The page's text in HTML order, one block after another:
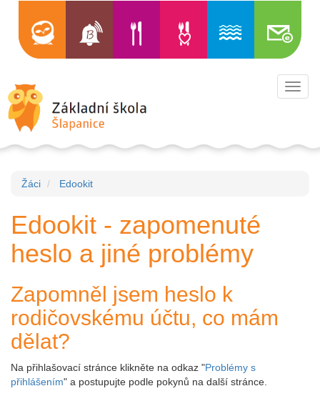
Žáci Edookit
Edookit - zapomenuté
heslo a jiné problémy
Zapomněl jsem heslo k
rodičovskému účtu, co mám
dělat?
Na přihlašovací stránce klikněte na odkaz "Problémy s
přihlášením" a postupujte podle pokynů na další stránce.